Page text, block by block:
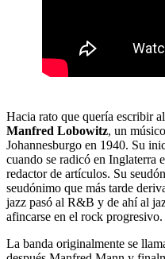
Hacia rato que quería escribir
Manfred Lobowitz, un
Johannesburgo en 1940. Su
cuando se radicó en Inglaterra
redactor de artículos. Su
seudónimo que más tarde
jazz pasó al R&B y de ahí al
afincarse en el rock progresivo.
La banda originalmente se